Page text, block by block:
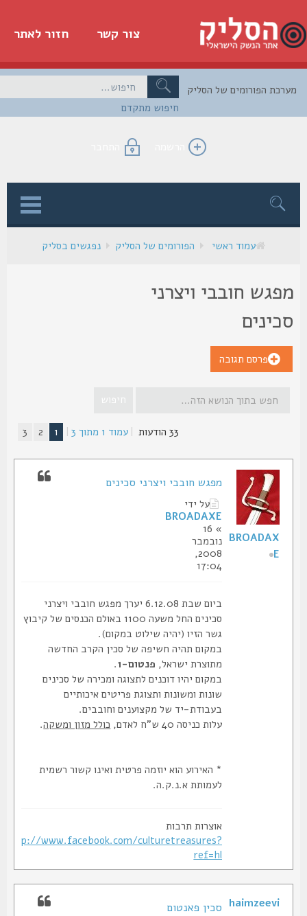
חזור לאתר צור קשר
חיפוש מתקדם
הפורומים של הסליק
הרשמה התחבר
עמוד ראשי הפורומים של הסליק נפגשים בסליק
חובבי ויצרני
פרסם תגובה
|עמוד1מתוך3
|
1
מפגש חובבי ויצרני סכינים
על ידי
BROADAXE
נובמבר
2008,
17:04
ביום שבת 6.12.08 יערך מפגש חובבי ויצרני
סכינים החל משעה 1100 באולם הכנסים של קיבוץ
גשר הזיו (יהיה שילוט במקום).
במקום תהיה חשיפה של סכין הקרב החדשה
מתוצרת ישראל,פנטום-1 .
במקום יהיו דוכנים לתצוגה ומכירה של סכינים
שונות ומשונות ותצוגת פריטים איכותיים
בעבודת-יד של מקצוענים וחובבים.
עלות כניסה 40 ש"ח לאדם,
כולל מזון ומשקה.
* האירוע הוא יוזמה פרטית ואינו קשור רשמית
לעמותת א.נ.ק.ה.
אוצרות תרבות
http://www.facebook.com/culturetreasures?
ref=hl
BROADAX
סכין פאנטום haimzeevi